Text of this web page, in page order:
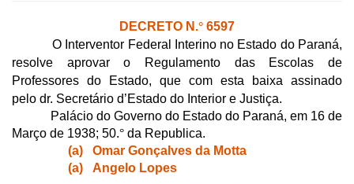
DECRETO N.° 6597
O Interventor Federal Interino no Estado do Paraná,
resolve aprovar o Regulamento das Escolas de
Professores do Estado, que com esta baixa assinado
pelo dr. Secretário d’Estado do Interior e Justiça.
Palácio do Governo do Estado do Paraná, em 16 de
Março de 1938; 50.° da Republica.
(a) Omar Gonçalves da Motta
(a) Angelo Lopes